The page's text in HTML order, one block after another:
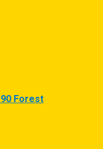
Forest